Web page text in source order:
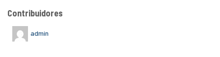
Contribuidores
admin